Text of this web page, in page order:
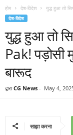
होम देश-विदेश युद्ध हुआ तो
देश-विदेश
युद्ध हुआ तो
Pak! पड़ोसी
बारूद
द्वारा CG News - May 4,
साझा करना